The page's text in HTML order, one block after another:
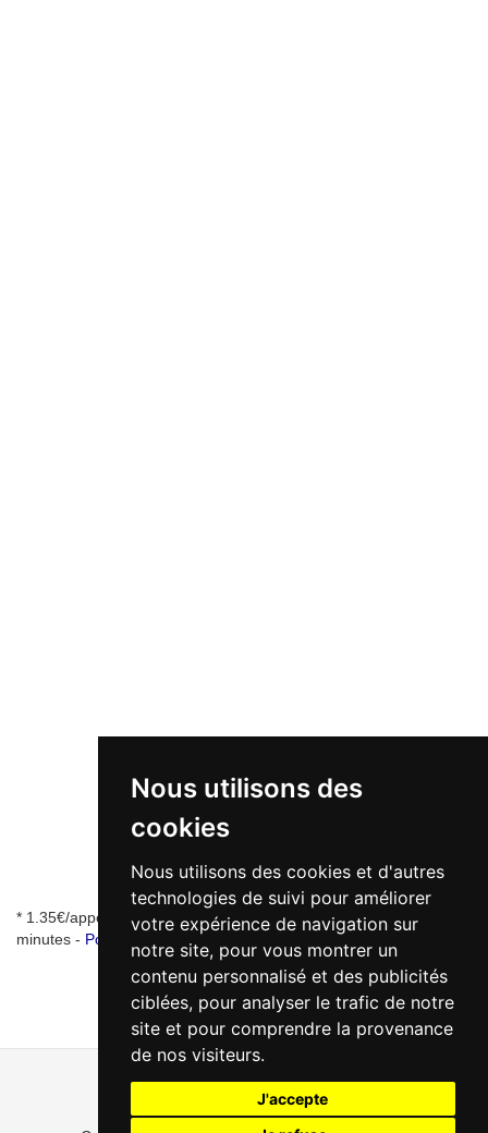
Nous utilisons des
cookies
Nous utilisons des cookies et d'autres
technologies de suivi pour améliorer
votre expérience de navigation sur
notre site, pour vous montrer un
contenu personnalisé et des publicités
ciblées, pour analyser le trafic de notre
site et pour comprendre la provenance
de nos visiteurs.
J'accepte
* 1.35€/appel + 0.34€/min - numéro de mise en relation valable 5
minutes - Pourquoi ce numéro ?